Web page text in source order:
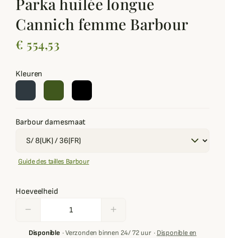
Parka huilée longue
Cannich femme Barbour
€ 554,53
Kleuren
Barbour damesmaat
Guide des tailles Barbour
Hoeveelheid
remove add
Disponible·Verzonden binnen 24/ 72 uur· Disponible en